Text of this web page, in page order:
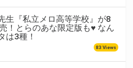
生『私立メロ高等学校』が8
！とらのあな限定版も♥ なん
は3種！
83 Views